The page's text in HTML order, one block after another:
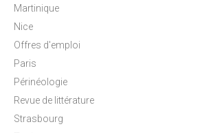
Martinique
Nice
Offres d'emploi
Paris
Périnéologie
Revue de littérature
Strasbourg